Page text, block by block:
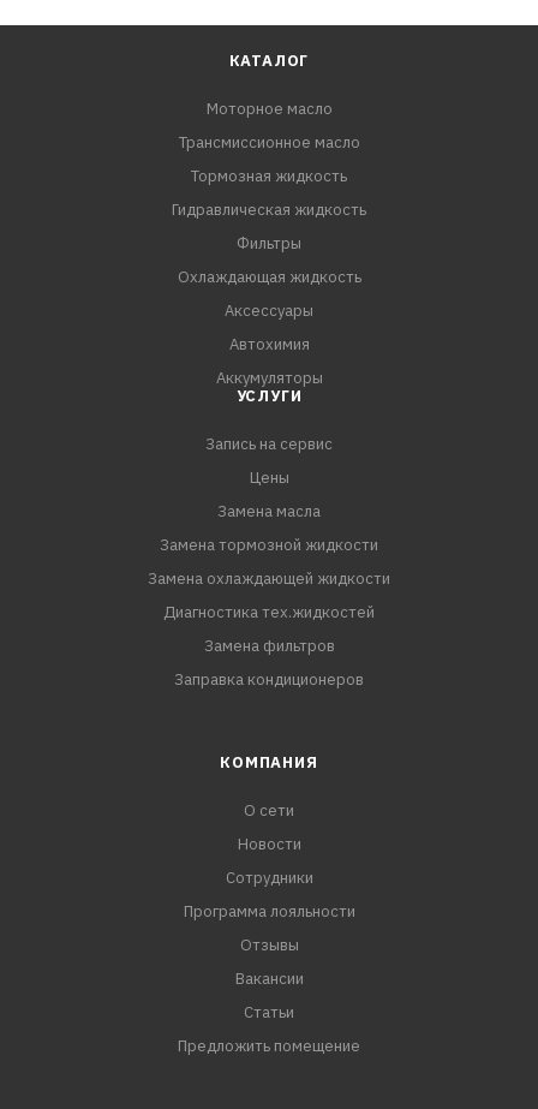
КАТАЛОГ
Моторное масло
Трансмиссионное масло
Тормозная жидкость
Гидравлическая жидкость
Фильтры
Охлаждающая жидкость
Аксессуары
Автохимия
Аккумуляторы
УСЛУГИ
Запись на сервис
Цены
Замена масла
Замена тормозной жидкости
Замена охлаждающей жидкости
Диагностика тех.жидкостей
Замена фильтров
Заправка кондиционеров
КОМПАНИЯ
О сети
Новости
Сотрудники
Программа лояльности
Отзывы
Вакансии
Статьи
Предложить помещение